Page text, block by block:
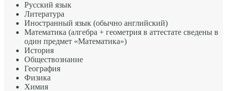
Русский язык
Литература
Иностранный язык (обычно английский)
Математика (алгебра + геометрия в аттестате сведены в
один предмет «Математика»)
История
Обществознание
География
Физика
Химия